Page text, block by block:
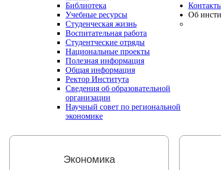
Библиотека
Учебные ресурсы
Студенческая жизнь
Воспитательная работа
Студентческие отряды
Национальные проекты
Полезная информация
Об
Общая информация
Ректор Института
Сведения об образовательной
организации
Научный совет по региональной
экономике
Экономика